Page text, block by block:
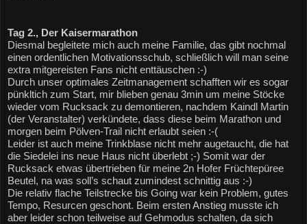
Tag 2., Der Kaisermarathon
Diesmal begleitete mich auch meine Familie, das gibt nochmal
einen ordentlichen Motivationsschub, schließlich will man seine
extra mitgereisten Fans nicht enttäuschen :-)
Durch unser optimales Zeitmanagement schafften wir es sogar
pünkltich zum Start, mir blieben genau 3min um meine Stöcke
wieder vom Rucksack zu demontieren, nachdem Kaindl Martin
(der Veranstalter) verkündete, dass diese beim Marathon und
morgen beim Pölven-Trail nicht erlaubt seien :-(
Leider ist auch meine Trinkblase nicht mehr augetaucht, die hat
die Siedelei ins neue Haus nicht überlebt ;-) Somit war der
Rucksack etwas übertrieben für meine 2n Hofer Früchtepüree
Beutel, na was soll’s schaut zumindest schnittig aus :-)
Die relativ flache Teilstrecke bis Going war kein Problem, gutes
Tempo, Resurcen geschont. Beim ersten Anstieg musste ich
aber leider schon teilweise auf Gehmodus schalten, da sich